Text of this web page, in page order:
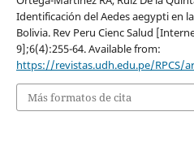
Identificación del Aedes aegypti en
Bolivia. Rev Peru Cienc Salud
9];6(4):255-64. Available from:
https://revistas.udh.edu.pe/RPCS/
Más formatos de cita